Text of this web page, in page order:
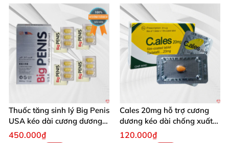
Thuốc tăng sinh lý Big Penis
USA kéo dài cương dương
chống xuất tinh sớm
450.000₫
Cales 20mg hỗ trợ cương
dương kéo dài chống xuất
tinh sớm thành phần
120.000₫